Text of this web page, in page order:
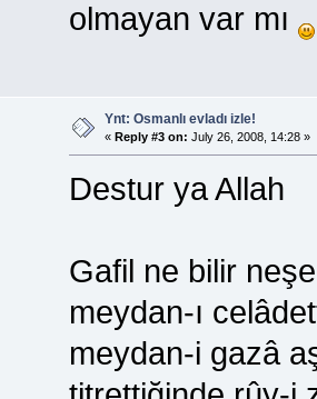
olmayan var mı
Ynt: Osmanlı evladı izle!
« Reply #3 on: July 26, 2008, 14:28 »
Destur ya Allah
Gafil ne bilir
meydan-ı
meydan-i gazâ